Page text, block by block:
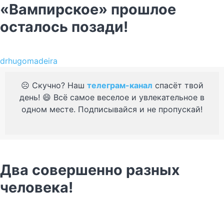
«Вампирское» прошлое
осталось позади!
drhugomadeira
☹️ Скучно? Наш телеграм-канал спасёт твой
день! 😄 Всё самое веселое и увлекательное в
одном месте. Подписывайся и не пропускай!
Два совершенно разных
человека!